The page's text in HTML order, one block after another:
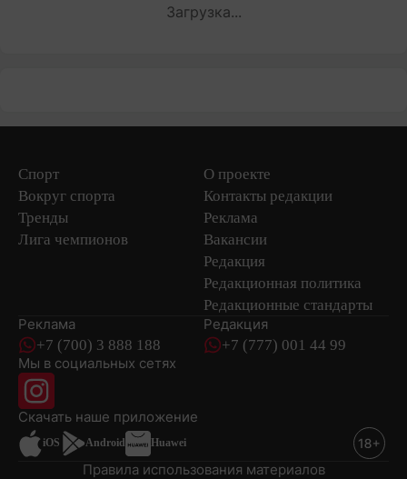
Загрузка...
Спорт
Вокруг спорта
Тренды
Лига чемпионов
О проекте
Контакты редакции
Реклама
Вакансии
Редакция
Редакционная политика
Редакционные стандарты
Реклама
+7 (700) 3 888 188
Редакция
+7 (777) 001 44 99
Мы в социальных сетях
Скачать наше приложениеновостей
iOS Android Huawei
Правила использования материалов